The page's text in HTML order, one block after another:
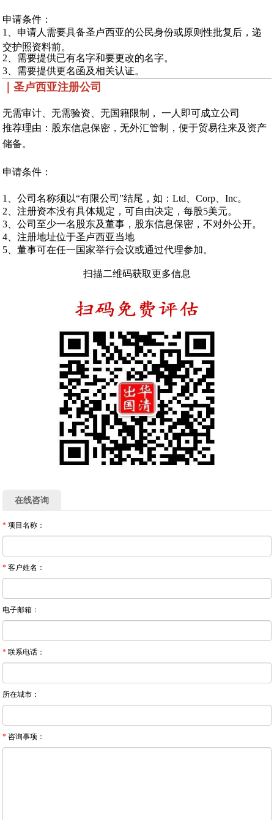
申请条件：
1、申请人需要具备圣卢西亚的公民身份或原则性批复后，递
交护照资料前。
2、需要提供已有名字和要更改的名字。
3、需要提供更名函及相关认证。
｜圣卢西亚注册公司
无需审计、无需验资、无国籍限制， 一人即可成立公司
推荐理由：股东信息保密，无外汇管制，便于贸易往来及资产
储备。
申请条件：
1、公司名称须以“有限公司”结尾，如：Ltd、Corp、Inc。
2、注册资本没有具体规定，可自由决定，每股5美元。
3、公司至少一名股东及董事，股东信息保密，不对外公开。
4、注册地址位于圣卢西亚当地
5、董事可在任一国家举行会议或通过代理参加。
扫描二维码获取更多信息
在线咨询
* 项目名称：
* 客户姓名：
电子邮箱：
* 联系电话：
所在城市：
* 咨询事项：